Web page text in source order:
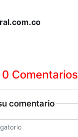
0 Comentarios
comentario